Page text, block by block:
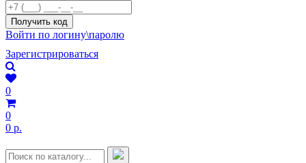
Войти по логину\паролю
Зарегистрироваться
0
0
0 р.